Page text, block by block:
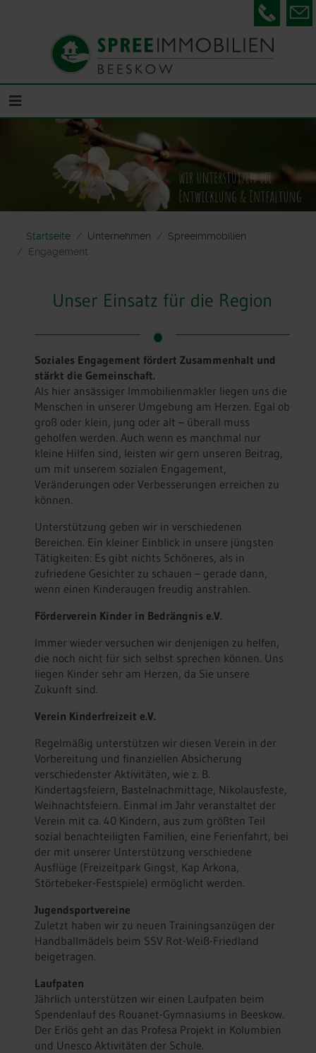
Telefon
Startseite Unternehmen
Spreeimmobilien
Engagement
Unser Einsatz für die Region
Soziales Engagement fördert Zusammenhalt und
stärkt die Gemeinschaft.
Als hier ansässiger Immobilienmakler liegen uns die
Menschen in unserer Umgebung am Herzen. Egal ob
groß oder klein, jung oder alt – überall muss
geholfen werden. Auch wenn es manchmal nur
kleine Hilfen sind, leisten wir gern unseren Beitrag,
um mit unserem sozialen Engagement,
Veränderungen oder Verbesserungen erreichen zu
können.
Unterstützung geben wir in verschiedenen
Bereichen. Ein kleiner Einblick in unsere jüngsten
Tätigkeiten: Es gibt nichts Schöneres, als in
zufriedene Gesichter zu schauen – gerade dann,
wenn einen Kinderaugen freudig anstrahlen.
Förderverein Kinder in Bedrängnis e.V.
Immer wieder versuchen wir denjenigen zu helfen,
die noch nicht für sich selbst sprechen können. Uns
liegen Kinder sehr am Herzen, da Sie unsere
Zukunft sind.
Verein Kinderfreizeit e.V.
Regelmäßig unterstützen wir diesen Verein in der
Vorbereitung und finanziellen Absicherung
verschiedenster Aktivitäten, wie z. B.
Kindertagsfeiern, Bastelnachmittage, Nikolausfeste,
Weihnachtsfeiern. Einmal im Jahr veranstaltet der
Verein mit ca. 40 Kindern, aus zum größten Teil
sozial benachteiligten Familien, eine Ferienfahrt, bei
der mit unserer Unterstützung verschiedene
Ausflüge (Freizeitpark Gingst, Kap Arkona,
Störtebeker-Festspiele) ermöglicht werden.
Jugendsportvereine
Zuletzt haben wir zu neuen Trainingsanzügen der
Handballmädels beim SSV Rot-Weiß-Friedland
beigetragen.
Laufpaten
Jährlich unterstützen wir einen Laufpaten beim
Spendenlauf des Rouanet-Gymnasiums in Beeskow.
Der Erlös geht an das Profesa Projekt in Kolumbien
und Unesco Aktivitäten der Schule.